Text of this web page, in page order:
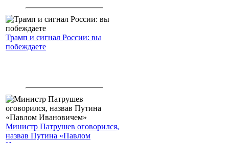
Трамп и сигнал России: вы
побеждаете
Министр Патрушев оговорился,
назвав Путина «Павлом